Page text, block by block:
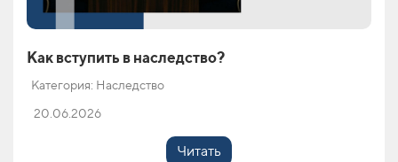
Как вступить в наследство?
Категория: Наследство
20.06.2026
Читать